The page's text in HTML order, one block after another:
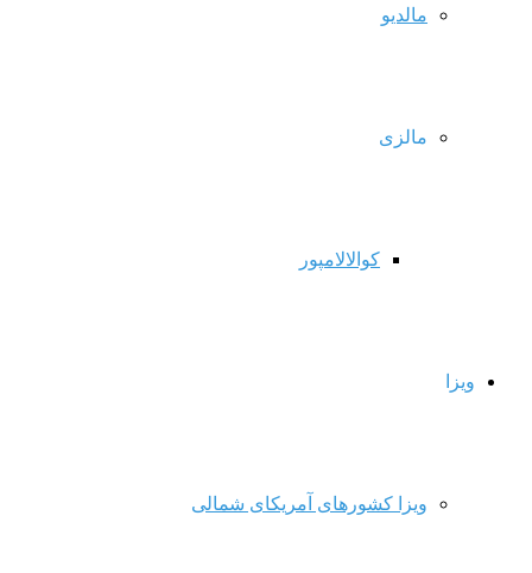
مالدیو
مالزی
کوالالامپور
ویزا
ویزا کشورهای آمریکای شمالی